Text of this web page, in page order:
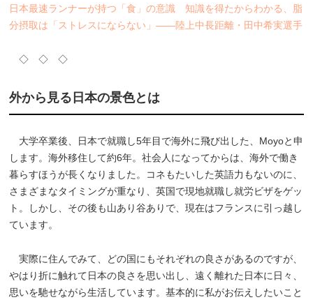
日本最速ランナーが持つ「食」の意識 知識を得たからわかる、脂
分摂取は「ストレスにならない」――陸上中長距離・田中希実選手
◇ ◇ ◇
外から見る日本の景色とは
大学卒業後、日本で就職し5年目で海外に飛び出した、Moyoと申
します。海外移住して約6年。社会人になってからは、海外で働き
暮らすほうが長くなりました。コネもたいした英語力もないのに、
さまざまなタイミングが重なり、英国で現地就職し就労ビザをゲッ
ト。しかし、その後も山あり谷ありで、現在はフランスに引っ越し
ています。
実際に住んでみて、どの国にもそれぞれの良さがあるのですが、
やはり折に触れて日本の良さを思い出し、遠く離れた日本に日々、
思いを馳せながら生活しています。基本的に私がお伝えしたいこと